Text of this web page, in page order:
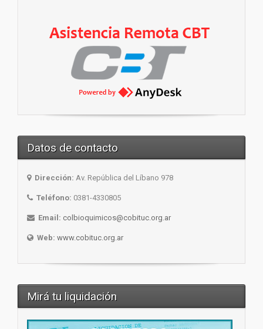
Datos de contacto
Dirección: Av. República del Líbano 978
Teléfono: 0381-4330805
Email: colbioquimicos@cobituc.org.ar
Web: www.cobituc.org.ar
Mirá tu liquidación